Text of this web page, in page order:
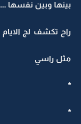
بينها وبين نفسها
راح تكشف لج
مثل راسي
*
*